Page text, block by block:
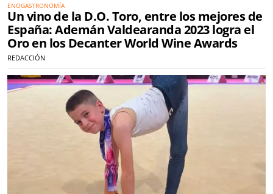
ENOGASTRONOMÍA
Un vino de la D.O. Toro, entre los mejores de
España: Ademán Valdearanda 2023 logra el
Oro en los Decanter World Wine Awards
REDACCIÓN